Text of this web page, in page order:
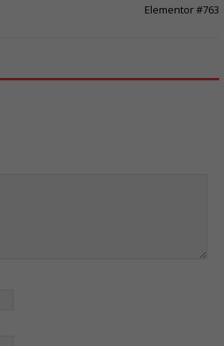
Elementor #763